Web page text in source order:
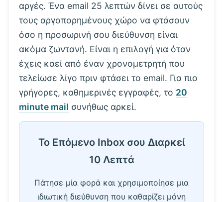
αργές. Ένα email 25 λεπτών δίνει σε αυτούς
τους αργοπορημένους χώρο να φτάσουν
όσο η προσωρινή σου διεύθυνση είναι
ακόμα ζωντανή. Είναι η επιλογή για όταν
έχεις καεί από έναν χρονομετρητή που
τελείωσε λίγο πριν φτάσει το email. Για πιο
γρήγορες, καθημερινές εγγραφές, το 20
minute mail συνήθως αρκεί.
Το Επόμενο Inbox σου Διαρκεί
10 Λεπτά
Πάτησε μία φορά και χρησιμοποίησε μια
ιδιωτική διεύθυνση που καθαρίζει μόνη